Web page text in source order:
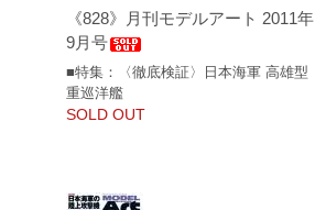
《828》月刊モデルアート 2011年
9月号
■特集：〈徹底検証〉日本海軍 高雄型
重巡洋艦
SOLD OUT